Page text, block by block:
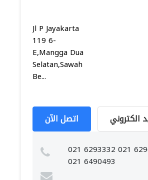
Jl P Jayakarta
119 6-
E,Mangga Dua
Selatan,Sawah
Be...
اتصل الآن الكتروني
021 6293332 021
021 6490493